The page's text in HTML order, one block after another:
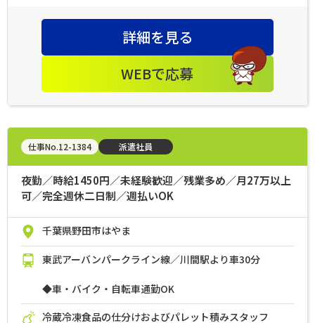
詳細を見る
WEBで応募
仕事No.12-1384 派遣社員
夜勤／時給1450円／未経験歓迎／残業多め／月27万以上
可／完全週休二日制／週払いOK
千葉県野田市はやま
東武アーバンパークライン線／川間駅より車30分
◆車・バイク・自転車通勤OK
冷蔵冷凍食品の仕分けおよびパレット積みスタッフ